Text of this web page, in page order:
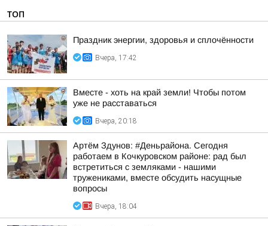
ТОП
Праздник энергии, здоровья и сплочённости
Вчера, 17:42
Вместе - хоть на край земли! Чтобы потом
уже не расставаться
Вчера, 20:18
Артём Здунов: #Деньрайона. Сегодня
работаем в Кочкуровском районе: рад был
встретиться с земляками - нашими
тружениками, вместе обсудить насущные
вопросы
Вчера, 18:04